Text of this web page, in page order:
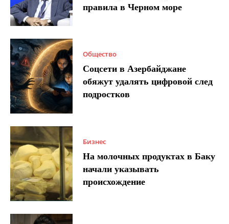
правила в Черном море
Общество
Соцсети в Азербайджане
обяжут удалять цифровой след
подростков
Бизнес
На молочных продуктах в Баку
начали указывать
происхождение